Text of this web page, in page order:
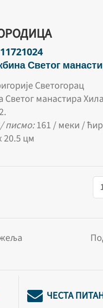
11721024
Светог
Светогорац
Светог манастира
писмо:161 / меки /
20.5 цм
ЧЕСТА